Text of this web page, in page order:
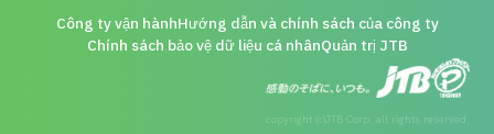
Liên hệ
Công ty vận hànhHướng dẫn và chính sách của công ty
Chính sách bảo vệ dữ liệu cá nhânQuản trị JTB
copyright (c)JTB Corp. all rights reserved.